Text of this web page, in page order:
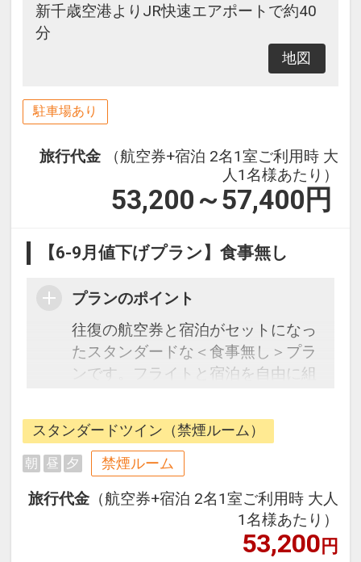
新千歳空港よりJR快速エアポートで約40
分
地図
駐車場あり
旅行代金
（航空券+宿泊 2名1室ご利用時 大
人1名様あたり）
53,200～57,400 円
【6-9月値下げプラン】食事無し
プランのポイント
往復の航空券と宿泊がセットになっ
たスタンダードな＜食事無し＞プラ
ンです。フライトと宿泊を自由に組
ージだから、一都市滞在はもちろん
周遊旅行にも最適！
旅行期間中の1泊だけの宿泊や延
泊・飛び泊なども自由自在です。
フライトは、安心のJAL（または
JALグループ）確約！フライトマイ
スタンダードツイン（禁煙ルーム）
朝 昼 夕 禁煙ルーム
旅行代金 （航空券+宿泊 2名1室ご利用時 大人
1名様あたり）
53,200円